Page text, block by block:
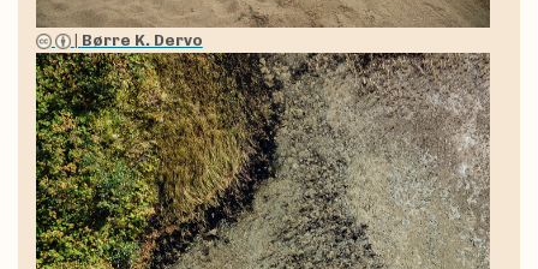
Børre K. Dervo